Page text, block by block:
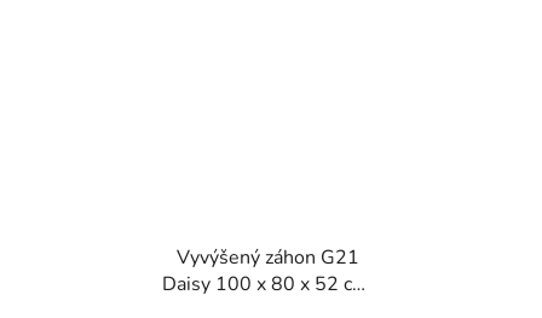
Vyvýšený záhon G21
Daisy 100 x 80 x 52 cm,